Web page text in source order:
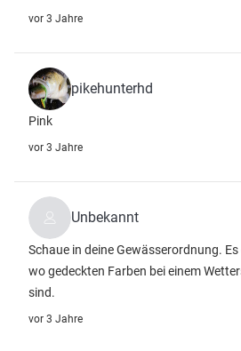
vor 3 Jahre
pikehunterhd
Pink
vor 3 Jahre
Unbekannt
Schaue in deine Gewässerordnung.
wo gedeckten Farben bei einem
sind.
vor 3 Jahre